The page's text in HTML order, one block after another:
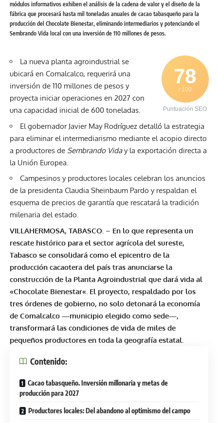
módulos informativos exhiben el análisis de la cadena de valor y el diseño de la
fábrica que procesará hasta mil toneladas anuales de cacao tabasqueño para la
producción del Chocolate Bienestar, eliminando intermediarios y potenciando el
Sembrando Vida local con una inversión de 110 millones de pesos.
78
/ 100
Puntuación SEO
La nueva planta agroindustrial se
ubicará en Comalcalco, requerirá una
inversión de 110 millones de pesos y
proyecta iniciar operaciones en 2027 con
una capacidad inicial de 600 toneladas.
El gobernador Javier May Rodríguez detalló la estrategia
para eliminar el intermediarismo mediante el acopio directo
a productores de Sembrando Viday la exportación directa a
la Unión Europea.
Campesinos y productores locales celebran los anuncios
de la presidenta Claudia Sheinbaum Pardo y respaldan el
esquema de precios de garantía que rescatará la tradición
milenaria del estado.
VILLAHERMOSA, TABASCO. – En lo que representa un
rescate histórico para el sector agrícola del sureste,
Tabasco se consolidará como el epicentro de la
producción cacaotera del país tras anunciarse la
construcción de la Planta Agroindustrial que dará vida al
«Chocolate Bienestar«. El proyecto, respaldado por los
tres órdenes de gobierno, no solo detonará la economía
de Comalcalco —municipio elegido como sede—,
transformará las condiciones de vida de miles de
pequeños productores en toda la geografía estatal.
Contenido:
Cacao tabasqueño. Inversión millonaria y metas de
producción para 2027
Productores locales: Del abandono al optimismo del campo